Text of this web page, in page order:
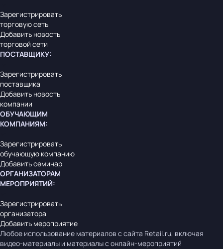
Зарегистрировать
торговую сеть
Добавить новость
торговой сети
ПОСТАВЩИКУ:
Зарегистрировать
поставщика
Добавить новость
компании
ОБУЧАЮЩИМ
КОМПАНИЯМ:
Зарегистрировать
обучающую компанию
Добавить семинар
ОРГАНИЗАТОРАМ
МЕРОПРИЯТИЙ:
Зарегистрировать
организатора
Добавить мероприятие
Любое использование материалов с сайта Retail.ru, включая
видео-материалы и материалы с онлайн-мероприятий